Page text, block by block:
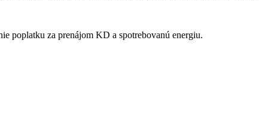
poplatku za prenájom KD a spotrebovanú energiu.